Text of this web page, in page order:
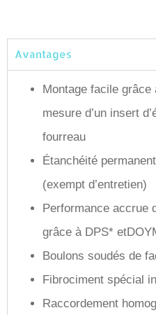
Avantages
Montage facile
mesure d’un insert
fourreau
Étanchéité
(exempt d’entretien)
Performance accrue
grâce à DPS*
Boulons soudés de
Fibrociment spécial
Raccordement